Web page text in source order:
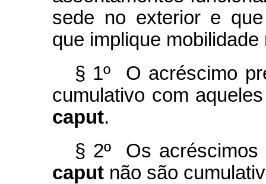
sede no exterior e
que implique mobilidade
§ 1º O acréscimo
cumulativo com
caput.
§ 2º Os
caput não são